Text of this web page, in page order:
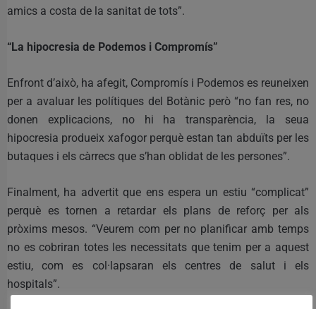
amics a costa de la sanitat de tots”.
“La hipocresia de Podemos i Compromís”
Enfront d’això, ha afegit, Compromís i Podemos es reuneixen
per a avaluar les polítiques del Botànic però “no fan res, no
donen explicacions, no hi ha transparència, la seua
hipocresia produeix xafogor perquè estan tan abduïts per les
butaques i els càrrecs que s’han oblidat de les persones”.
Finalment, ha advertit que ens espera un estiu “complicat”
perquè es tornen a retardar els plans de reforç per als
pròxims mesos. “Veurem com per no planificar amb temps
no es cobriran totes les necessitats que tenim per a aquest
estiu, com es col·lapsaran els centres de salut i els
hospitals”.